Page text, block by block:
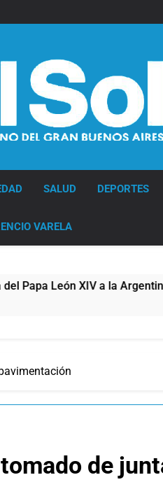
SALUD DEPORTES
VARELA
León XIV a la Argentina
de